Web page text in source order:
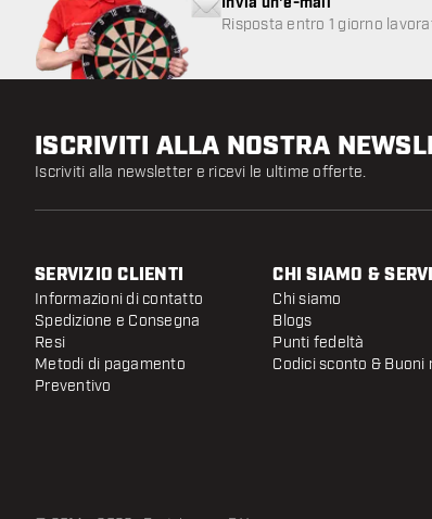
Risposta entro 1 giorno
ISCRIVITI ALLA NOSTRA
Iscriviti alla newsletter e ricevi le ultime offerte.
SERVIZIO CLIENTI
Informazioni di contatto
Spedizione e Consegna
Resi
Metodi di pagamento
Preventivo
CHI SIAMO &
Chi siamo
Blogs
Punti fedeltà
Codici sconto & Buoni